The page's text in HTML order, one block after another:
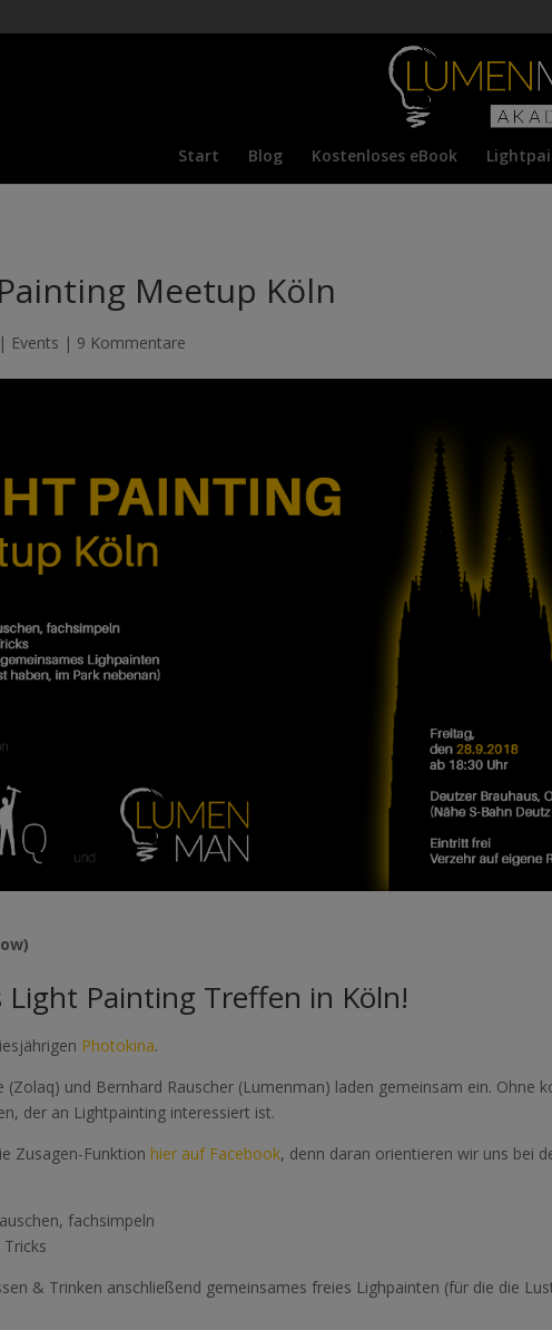
Start Blog Kostenloses eBook
Meetup Köln
| Events | 9 Kommentare
Light Painting Treffen in Köln!
Photokina.
(Zolaq) und Bernhard Rauscher (Lumenman) laden gemeinsam ein. Ohne
der an Lightpainting interessiert ist.
Zusagen-Funktion hier auf Facebook, denn daran orientieren wir uns bei
fachsimpeln
& Trinken anschließend gemeinsames freies Lighpainten (für die die